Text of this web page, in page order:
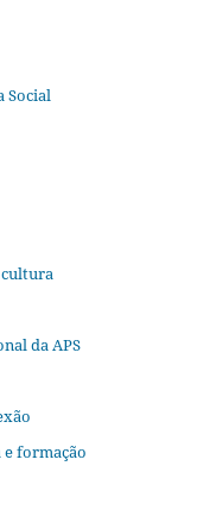
Social
cultura
da APS
e formação